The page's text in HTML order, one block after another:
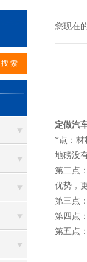
您现在
定做汽
*点：材
地磅没
第二点
优势，
第三点
第四点
第五点